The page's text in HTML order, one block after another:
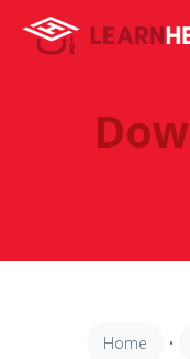
Dow
Home •